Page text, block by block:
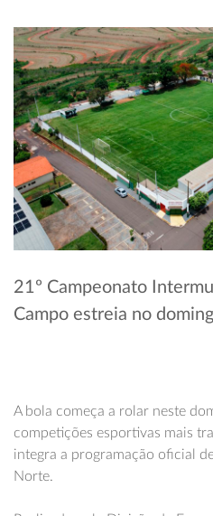
21º Campeonato
Campo estreia no
A bola começa a rolar neste
competições esportivas mais
integra a programação oficial
Norte.